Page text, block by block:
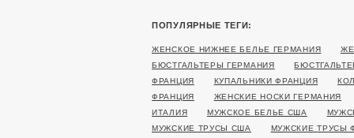
ПОПУЛЯРНЫЕ ТЕГИ:
ЖЕНСКОЕ НИЖНЕЕ БЕЛЬЕ ГЕРМАНИЯ
БЮСТГАЛЬТЕРЫ ГЕРМАНИЯ
ФРАНЦИЯ
КУПАЛЬНИКИ ФРАНЦИЯ
ФРАНЦИЯ
ЖЕНСКИЕ НОСКИ ГЕРМАНИЯ
ИТАЛИЯ
МУЖСКОЕ БЕЛЬЕ США
МУЖСКИЕ ТРУСЫ США
МУЖСКИЕ ТРУСЫ